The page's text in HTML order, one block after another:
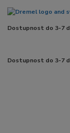
Dostupnost do 3-7
Dostupnost do 3-7